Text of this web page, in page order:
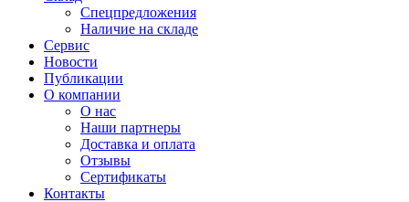
Спецпредложения
Наличие на складе
Сервис
Новости
Публикации
О компании
О нас
Наши партнеры
Доставка и оплата
Отзывы
Сертификаты
Контакты